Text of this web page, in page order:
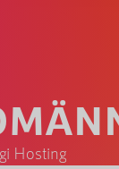
Hosting